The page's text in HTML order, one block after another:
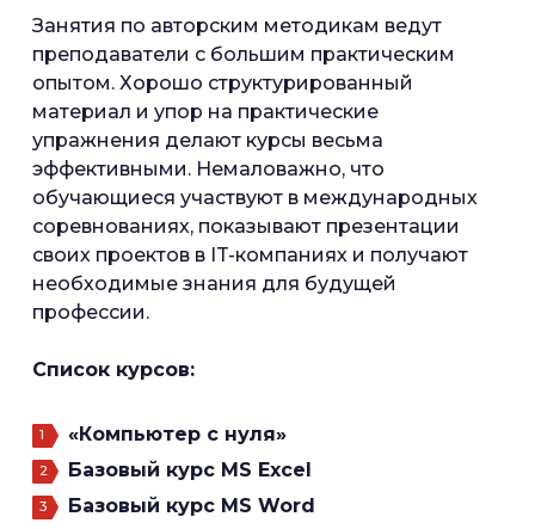
Занятия по авторским методикам ведут
преподаватели с большим практическим
опытом. Хорошо структурированный
материал и упор на практические
упражнения делают курсы весьма
эффективными. Немаловажно, что
обучающиеся участвуют в международных
соревнованиях, показывают презентации
своих проектов в IT-компаниях и получают
необходимые знания для будущей
профессии.
Список курсов:
«Компьютер с нуля»
Базовый курс MS Excel
Базовый курс MS Word